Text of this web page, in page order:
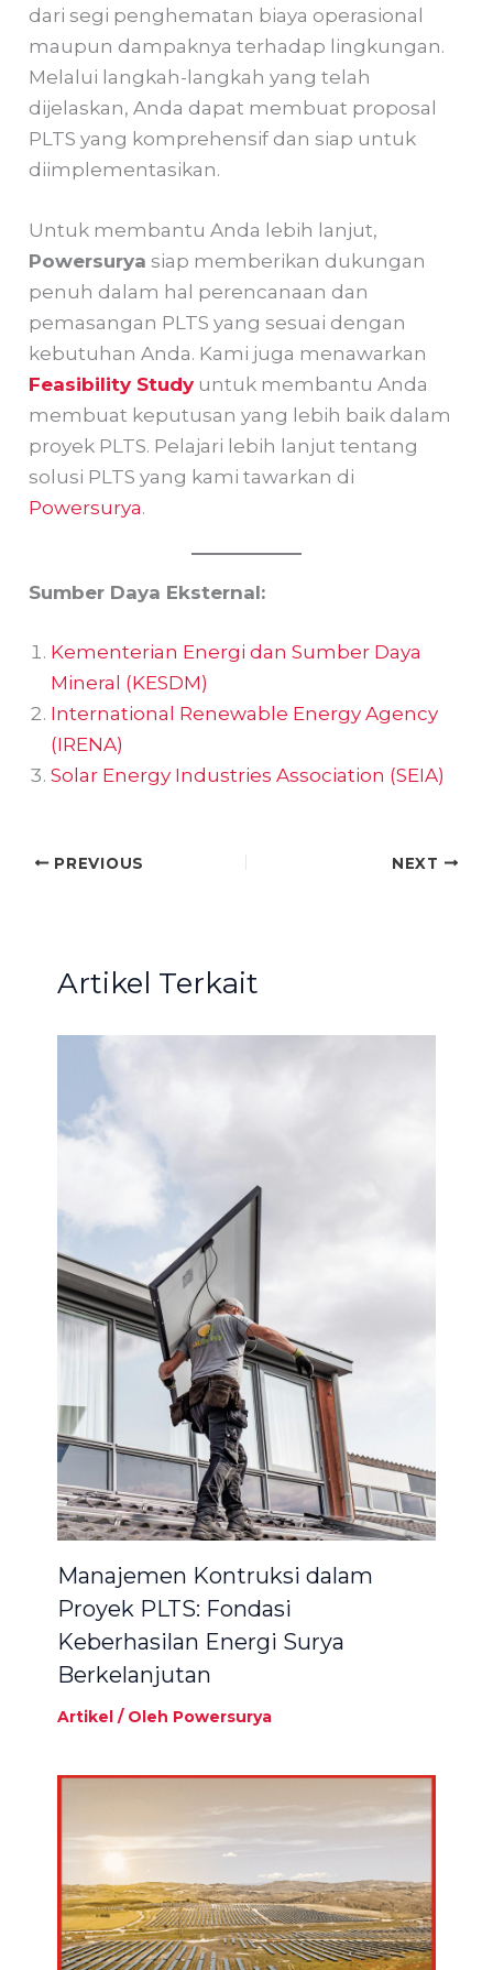
dari segi penghematan biaya operasional
maupun dampaknya terhadap lingkungan.
Melalui langkah-langkah yang telah
dijelaskan, Anda dapat membuat proposal
PLTS yang komprehensif dan siap untuk
diimplementasikan.
Untuk membantu Anda lebih lanjut,
Powersurya siap memberikan dukungan
penuh dalam hal perencanaan dan
pemasangan PLTS yang sesuai dengan
kebutuhan Anda. Kami juga menawarkan
Feasibility Study untuk membantu Anda
membuat keputusan yang lebih baik dalam
proyek PLTS. Pelajari lebih lanjut tentang
solusi PLTS yang kami tawarkan di
Powersurya.
Sumber Daya Eksternal:
Kementerian Energi dan Sumber Daya
Mineral (KESDM)
International Renewable Energy Agency
(IRENA)
Solar Energy Industries Association (SEIA)
PREVIOUS NEXT
Artikel Terkait
Manajemen Kontruksi dalam
Proyek PLTS: Fondasi
Keberhasilan Energi Surya
Berkelanjutan
Artikel / Oleh Powersurya